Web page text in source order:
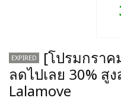
EXPIRED
[โปรมกราค
ลดไปเลย 30% สู
Lalamove